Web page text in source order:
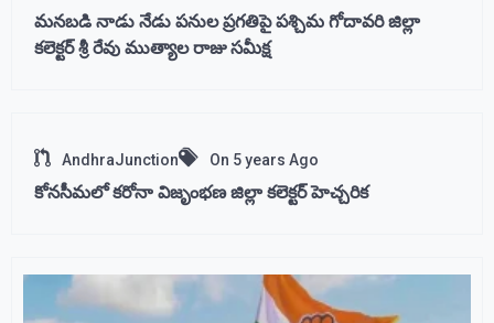
మనబడి నాడు నేడు పనుల ప్రగతిపై పశ్చిమ గోదావరి జిల్లా
కలెక్టర్ శ్రీ రేవు ముత్యాల రాజు సమీక్ష
AndhraJunction On 5 years Ago
కోనసీమలో కరోనా విజృంభణ జిల్లా కలెక్టర్ హెచ్చరిక